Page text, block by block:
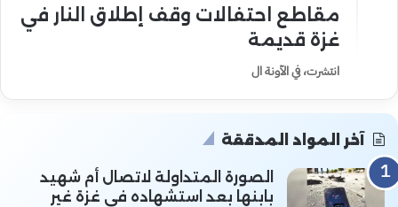
مقاطع احتفالات وقف إطلاق النار في
غزة قديمة
انتشرت، في الآونة ال
آخر المواد المدققة
الصورة المتداولة لاتصال أم شهيد
بابنها بعد استشهاده في غزة غير